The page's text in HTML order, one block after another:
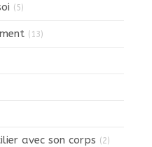
(5)
(13)
avec son corps (2)